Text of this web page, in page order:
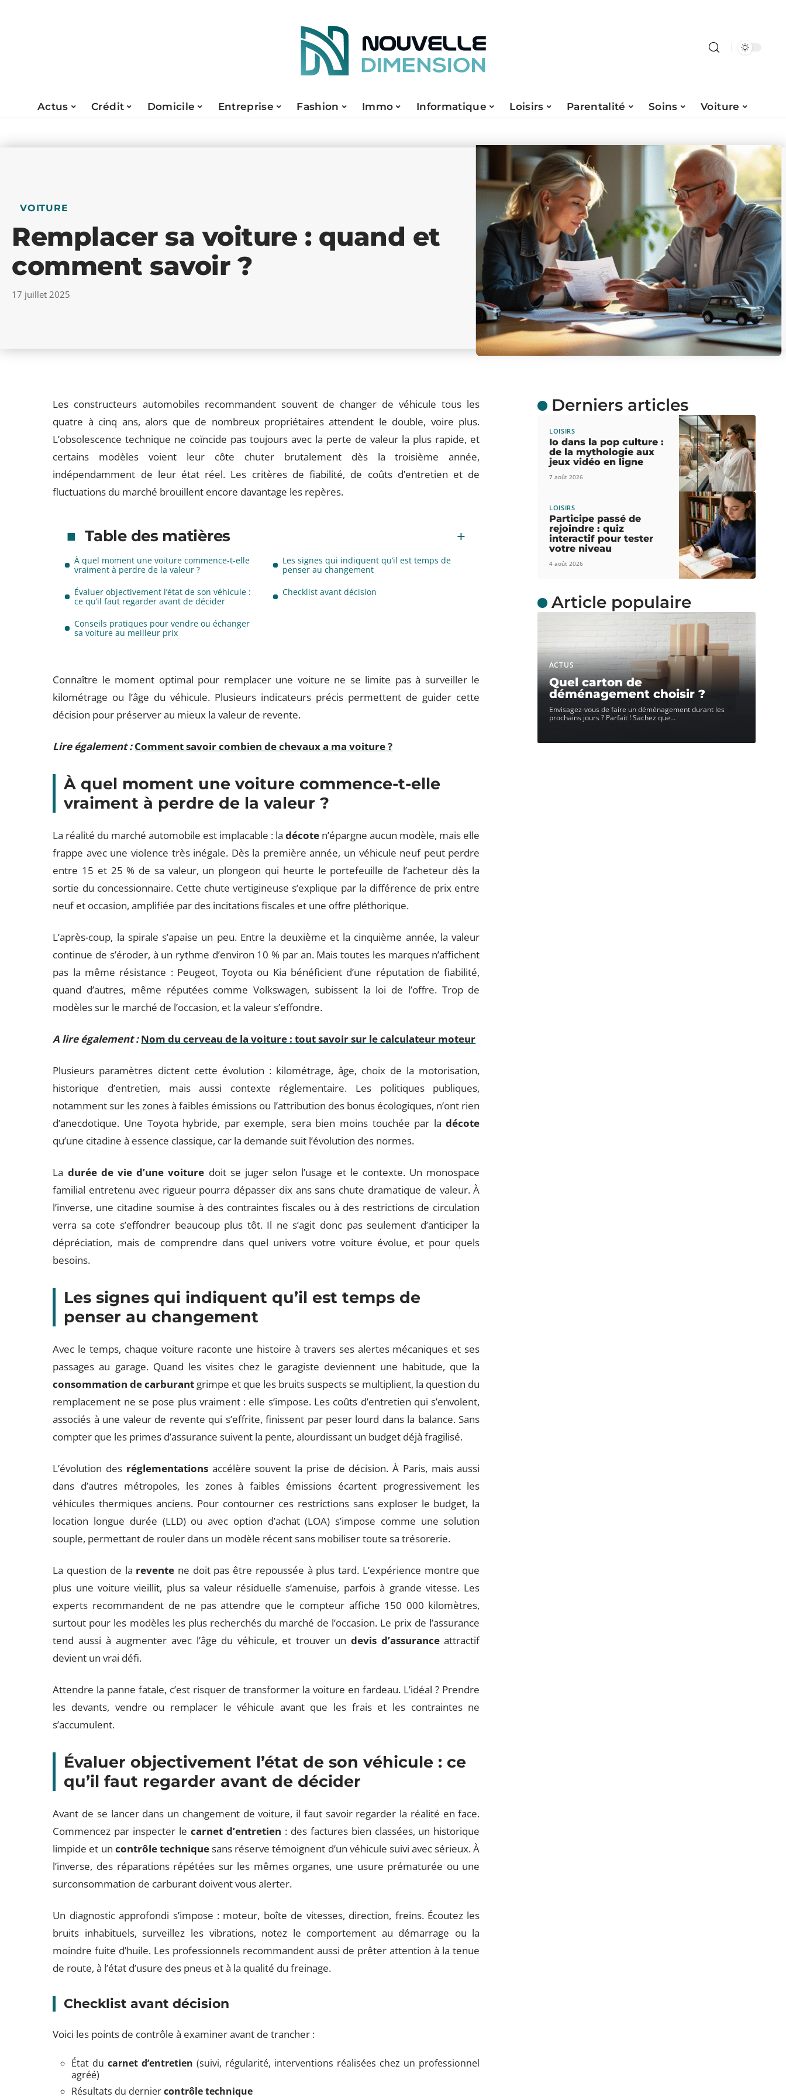
Actus Crédit Domicile Entreprise Fashion Immo Informatique Loisirs Parentalité Soins Voiture
VOITURE
Remplacer sa voiture : quand et
comment savoir ?
17 juillet 2025
Les constructeurs automobiles recommandent souvent de changer de véhicule tous les
quatre à cinq ans, alors que de nombreux propriétaires attendent le double, voire plus.
L’obsolescence technique ne coïncide pas toujours avec la perte de valeur la plus rapide, et
certains modèles voient leur côte chuter brutalement dès la troisième année,
indépendamment de leur état réel. Les critères de fiabilité, de coûts d’entretien et de
fluctuations du marché brouillent encore davantage les repères.
Table des matières
À quel moment une voiture commence-t-elle
vraiment à perdre de la valeur ?
Les signes qui indiquent qu’il est temps de
penser au changement
Évaluer objectivement l’état de son véhicule :
ce qu’il faut regarder avant de décider
Checklist avant décision
Conseils pratiques pour vendre ou échanger
sa voiture au meilleur prix
Connaître le moment optimal pour remplacer une voiture ne se limite pas à surveiller le
kilométrage ou l’âge du véhicule. Plusieurs indicateurs précis permettent de guider cette
décision pour préserver au mieux la valeur de revente.
Lire également : Comment savoir combien de chevaux a ma voiture ?
À quel moment une voiture commence-t-elle
vraiment à perdre de la valeur ?
La réalité du marché automobile est implacable : ladécote n’épargne aucun modèle, mais elle
frappe avec une violence très inégale. Dès la première année, un véhicule neuf peut perdre
entre 15 et 25 % de sa valeur, un plongeon qui heurte le portefeuille de l’acheteur dès la
sortie du concessionnaire. Cette chute vertigineuse s’explique par la différence de prix entre
neuf et occasion, amplifiée par des incitations fiscales et une offre pléthorique.
L’après-coup, la spirale s’apaise un peu. Entre la deuxième et la cinquième année, la valeur
continue de s’éroder, à un rythme d’environ 10 % par an. Mais toutes les marques n’affichent
pas la même résistance : Peugeot, Toyota ou Kia bénéficient d’une réputation de fiabilité,
quand d’autres, même réputées comme Volkswagen, subissent la loi de l’offre. Trop de
modèles sur le marché de l’occasion, et la valeur s’effondre.
A lire également : Nom du cerveau de la voiture : tout savoir sur le calculateur moteur
Plusieurs paramètres dictent cette évolution : kilométrage, âge, choix de la motorisation,
historique d’entretien, mais aussi contexte réglementaire. Les politiques publiques,
notamment sur les zones à faibles émissions ou l’attribution des bonus écologiques, n’ont rien
d’anecdotique. Une Toyota hybride, par exemple, sera bien moins touchée par ladécote
qu’une citadine à essence classique, car la demande suit l’évolution des normes.
La durée de vie d’une voiture doit se juger selon l’usage et le contexte. Un monospace
familial entretenu avec rigueur pourra dépasser dix ans sans chute dramatique de valeur. À
l’inverse, une citadine soumise à des contraintes fiscales ou à des restrictions de circulation
verra sa cote s’effondrer beaucoup plus tôt. Il ne s’agit donc pas seulement d’anticiper la
dépréciation, mais de comprendre dans quel univers votre voiture évolue, et pour quels
besoins.
Les signes qui indiquent qu’il est temps de
penser au changement
Avec le temps, chaque voiture raconte une histoire à travers ses alertes mécaniques et ses
passages au garage. Quand les visites chez le garagiste deviennent une habitude, que la
consommation de carburant grimpe et que les bruits suspects se multiplient, la question du
remplacement ne se pose plus vraiment : elle s’impose. Les coûts d’entretien qui s’envolent,
associés à une valeur de revente qui s’effrite, finissent par peser lourd dans la balance. Sans
compter que les primes d’assurance suivent la pente, alourdissant un budget déjà fragilisé.
L’évolution des réglementationsaccélère souvent la prise de décision. À Paris, mais aussi
dans d’autres métropoles, les zones à faibles émissions écartent progressivement les
véhicules thermiques anciens. Pour contourner ces restrictions sans exploser le budget, la
location longue durée (LLD) ou avec option d’achat (LOA) s’impose comme une solution
souple, permettant de rouler dans un modèle récent sans mobiliser toute sa trésorerie.
La question de la revente ne doit pas être repoussée à plus tard. L’expérience montre que
plus une voiture vieillit, plus sa valeur résiduelle s’amenuise, parfois à grande vitesse. Les
experts recommandent de ne pas attendre que le compteur affiche 150 000 kilomètres,
surtout pour les modèles les plus recherchés du marché de l’occasion. Le prix de l’assurance
tend aussi à augmenter avec l’âge du véhicule, et trouver un devis d’assuranceattractif
devient un vrai défi.
Attendre la panne fatale, c’est risquer de transformer la voiture en fardeau. L’idéal ? Prendre
les devants, vendre ou remplacer le véhicule avant que les frais et les contraintes ne
s’accumulent.
Évaluer objectivement l’état de son véhicule : ce
qu’il faut regarder avant de décider
Avant de se lancer dans un changement de voiture, il faut savoir regarder la réalité en face.
Commencez par inspecter lecarnet d’entretien : des factures bien classées, un historique
limpide et un contrôle techniquesans réserve témoignent d’un véhicule suivi avec sérieux. À
l’inverse, des réparations répétées sur les mêmes organes, une usure prématurée ou une
surconsommation de carburant doivent vous alerter.
Un diagnostic approfondi s’impose : moteur, boîte de vitesses, direction, freins. Écoutez les
bruits inhabituels, surveillez les vibrations, notez le comportement au démarrage ou la
moindre fuite d’huile. Les professionnels recommandent aussi de prêter attention à la tenue
de route, à l’état d’usure des pneus et à la qualité du freinage.
Checklist avant décision
Voici les points de contrôle à examiner avant de trancher :
État ducarnet d’entretien (suivi, régularité, interventions réalisées chez un professionnel
agréé)
Résultats du derniercontrôle technique
Derniers articles
LOISIRS
Io dans la pop culture :
de la mythologie aux
jeux vidéo en ligne
7 août 2026
LOISIRS
Participe passé de
rejoindre : quiz
interactif pour tester
votre niveau
4 août 2026
Article populaire
ACTUS
Quel carton de
déménagement choisir ?
Envisagez-vous de faire un déménagement durant les
prochains jours ? Parfait ! Sachez que…